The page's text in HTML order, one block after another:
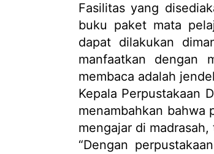
Fasilitas yang
buku paket mata
dapat dilakukan
manfaatkan dengan
membaca adalah
Kepala Perpustakaan
menambahkan bahwa
mengajar di
“Dengan